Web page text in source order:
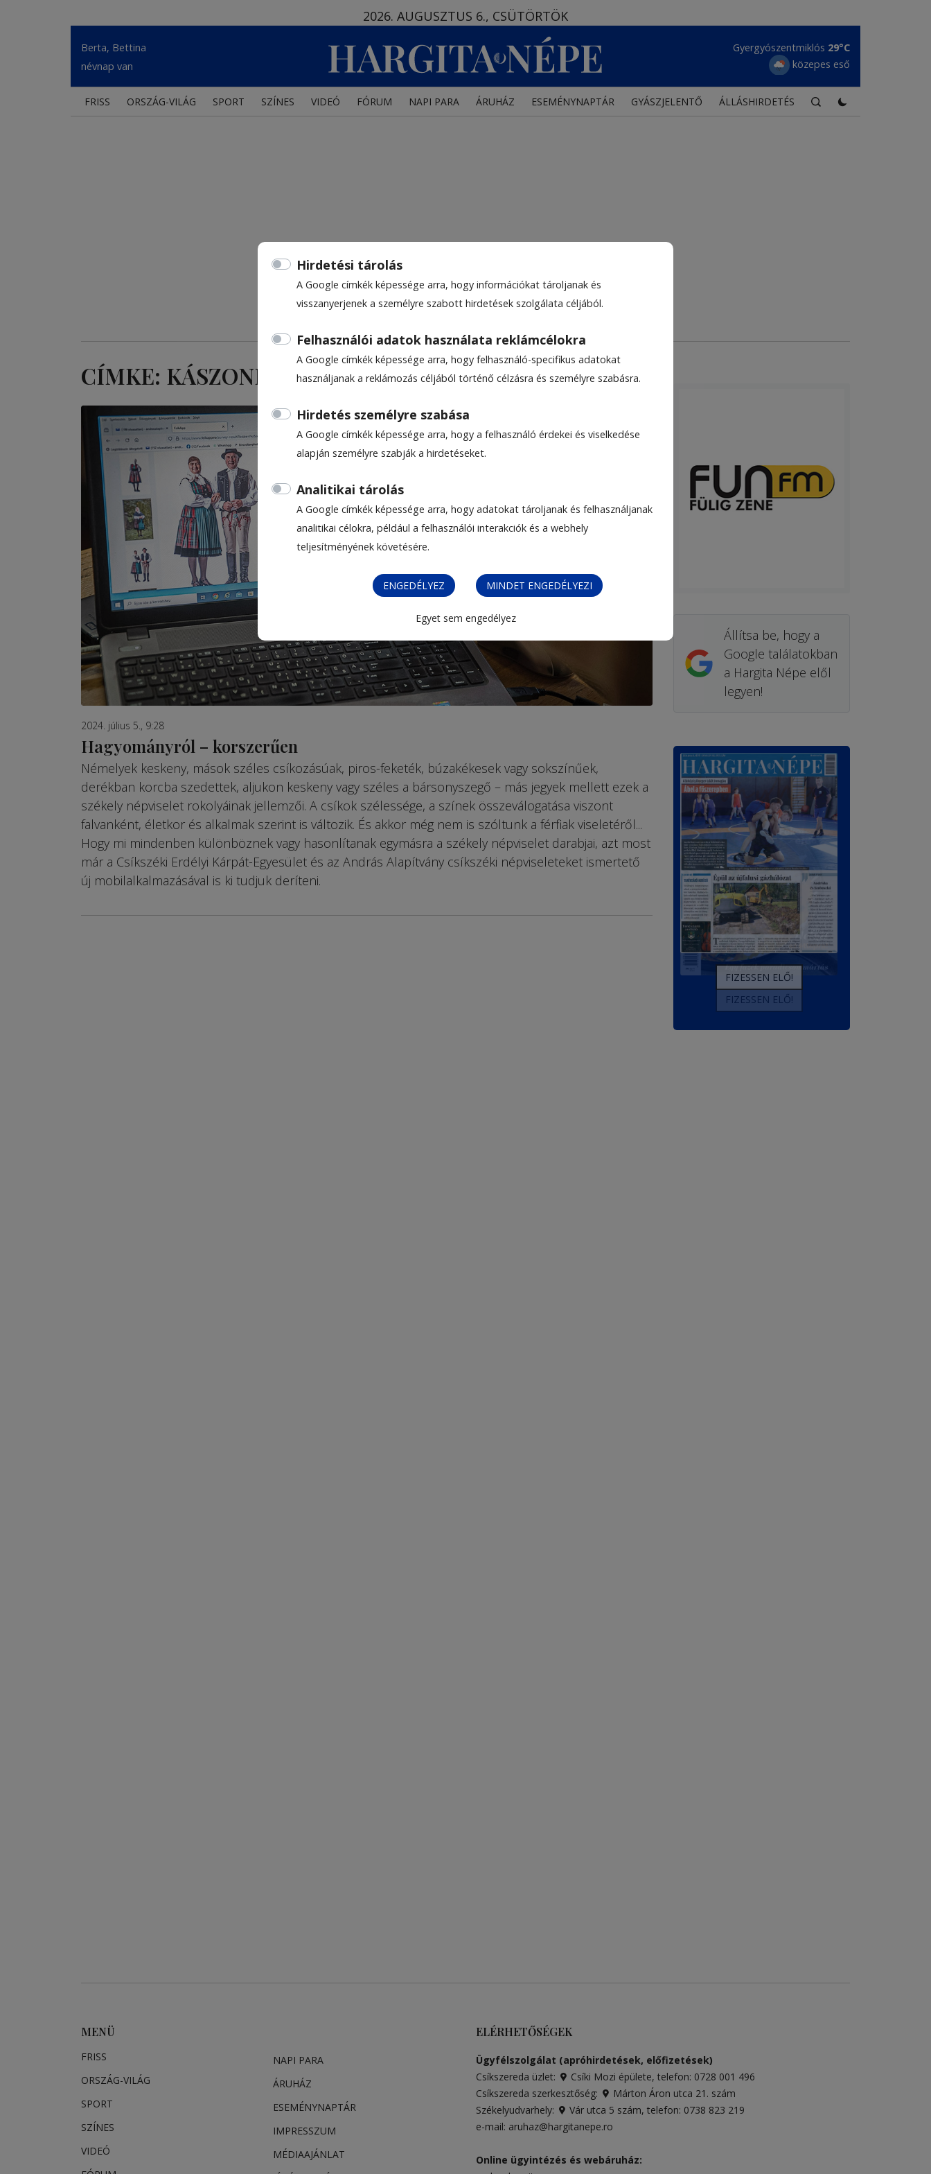
Hirdetési tárolás
A Google címkék képessége arra, hogy információkat tároljanak és
visszanyerjenek a személyre szabott hirdetések szolgálata céljából.
Felhasználói adatok használata reklámcélokra
A Google címkék képessége arra, hogy felhasználó-specifikus adatokat
használjanak a reklámozás céljából történő célzásra és személyre szabásra.
Hirdetés személyre szabása
A Google címkék képessége arra, hogy a felhasználó érdekei és viselkedése
alapján személyre szabják a hirdetéseket.
Analitikai tárolás
A Google címkék képessége arra, hogy adatokat tároljanak és felhasználjanak
analitikai célokra, például a felhasználói interakciók és a webhely
teljesítményének követésére.
ENGEDÉLYEZ MINDET ENGEDÉLYEZI
Egyet sem engedélyez
2026. AUGUSZTUS 6., CSÜTÖRTÖK
Berta, Bettina
névnap van
Gyergyószentmiklós 29°C
közepes eső
FRISS ORSZÁG-VILÁG SPORT SZÍNES VIDEÓ FÓRUM NAPI PARA ÁRUHÁZ ESEMÉNYNAPTÁR GYÁSZJELENTŐ ÁLLÁSHIRDETÉS
CÍMKE: KÁSZONI NÉPVISELET
2024. július 5., 9:28
Hagyományról – korszerűen
Némelyek keskeny, mások széles csíkozásúak, piros-feketék, búzakékesek vagy sokszínűek,
derékban korcba szedettek, aljukon keskeny vagy széles a bársonyszegő – más jegyek mellett ezek a
székely népviselet rokolyáinak jellemzői. A csíkok szélessége, a színek összeválogatása viszont
falvanként, életkor és alkalmak szerint is változik. És akkor még nem is szóltunk a férfiak viseletéről...
Hogy mi mindenben különböznek vagy hasonlítanak egymásra a székely népviselet darabjai, azt most
már a Csíkszéki Erdélyi Kárpát-Egyesület és az András Alapítvány csíkszéki népviseleteket ismertető
új mobilalkalmazásával is ki tudjuk deríteni.
Állítsa be, hogy a
Google találatokban
a Hargita Népe elől
legyen!
FIZESSEN ELŐ!
MENÜ
FRISS
ORSZÁG-VILÁG
SPORT
SZÍNES
VIDEÓ
NAPI PARA
ÁRUHÁZ
ESEMÉNYNAPTÁR
IMPRESSZUM
MÉDIAAJÁNLAT
ELÉRHETŐSÉGEK
Ügyfélszolgálat (apróhirdetések, előfizetések)
Csíkszereda üzlet:
Csíki Mozi épülete, telefon: 0728 001 496
Csíkszereda szerkesztőség:
Márton Áron utca 21. szám
Székelyudvarhely:
Vár utca 5 szám, telefon: 0738 823 219
e-mail: aruhaz@hargitanepe.ro
Online ügyintézés és webáruház: